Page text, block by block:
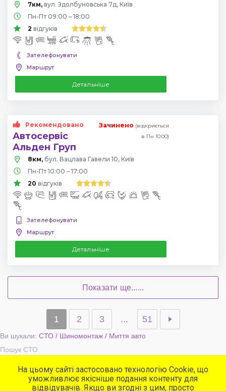
7км, вул. Здолбуновська 7д, Київ
Пн-Пт 09:00 – 18:00
2 відгуків
Зателефонувати
Маршрут
Детальніше
Рекомендовано
Автосервіс
Альден Груп
Зачинено (відкриється
в Пн 10:00)
8км, бул. Вацлава Гавели 10, Київ
Пн-Пт 10:00 – 17:00
20 відгуків
Зателефонувати
Маршрут
Детальніше
Показати ще......
1 2 3 ... 51
Ви шукали: СТО / Шиномонтаж / Миття авто
Пошук СТО
Популярні сервіси
СТО
На цьому сайті застосовано технологію Cookie, що
уможливлює якісніше подання контенту для
відвідувачів. Якщо ви згодні з цим, просто